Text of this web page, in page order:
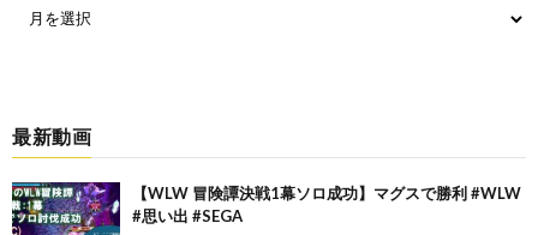
最新動画
【WLW 冒険譚決戦1幕ソロ成功】マグスで勝利 #WLW
#思い出 #SEGA